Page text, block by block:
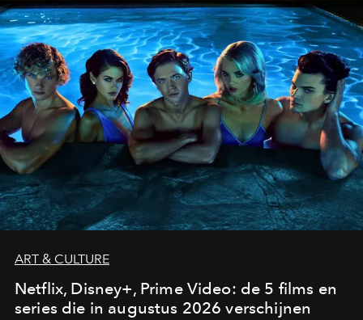
ART & CULTURE
Netflix, Disney+, Prime Video: de 5 films en
series die in augustus 2026 verschijnen